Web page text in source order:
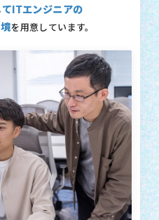
ITエンジニアの
を用意しています。